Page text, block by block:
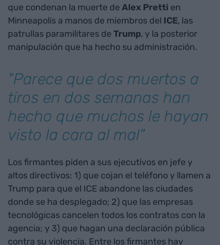
que condenan la muerte de Alex Pretti en
Minneapolis a manos de miembros del ICE, las
patrullas paramilitares de Trump, y la posterior
manipulación que ha hecho su administración.
"Parece que dos muertos a
tiros en dos semanas han
hecho que muchos le hayan
visto la cara al mal"
Los firmantes piden a sus ejecutivos en jefe y
altos directivos: 1) que cojan el teléfono y llamen a
Trump para que el ICE abandone las ciudades
donde se ha desplegado; 2) que las empresas
tecnológicas cancelen todos los contratos con la
agencia; y 3) que hagan una declaración pública
contra su violencia. Entre los firmantes hay